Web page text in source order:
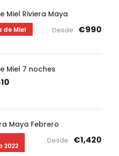
Miel Riviera Maya
de Miel Desde €990
Miel 7 noches
Maya Febrero
2022
Desde €1,420